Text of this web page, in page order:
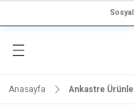
Geri
Geri
Geri
Ürünleri
Geri
& Ses Sistemleri
Geri
Geri
Geri
Anasayfa Ankastre